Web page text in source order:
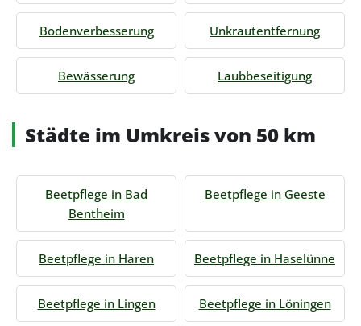
Bodenverbesserung Unkrautentfernung
Bewässerung Laubbeseitigung
Städte im Umkreis von 50 km
Beetpflege in Bad
Bentheim
Beetpflege in Geeste
Beetpflege in Haren Beetpflege in Haselünne
Beetpflege in Lingen Beetpflege in Löningen